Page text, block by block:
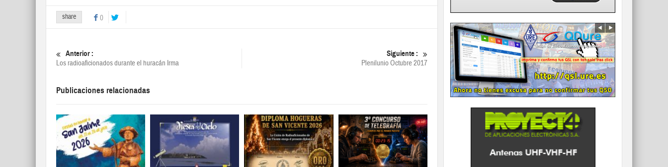
share 0
Anterior :
Los radioaficionados durante el huracán Irma
Siguiente :
Plenilunio Octubre 2017
Publicaciones relacionadas